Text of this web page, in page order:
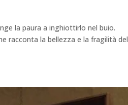
la paura a inghiottirlo nel buio.
racconta la bellezza e la fragilità del